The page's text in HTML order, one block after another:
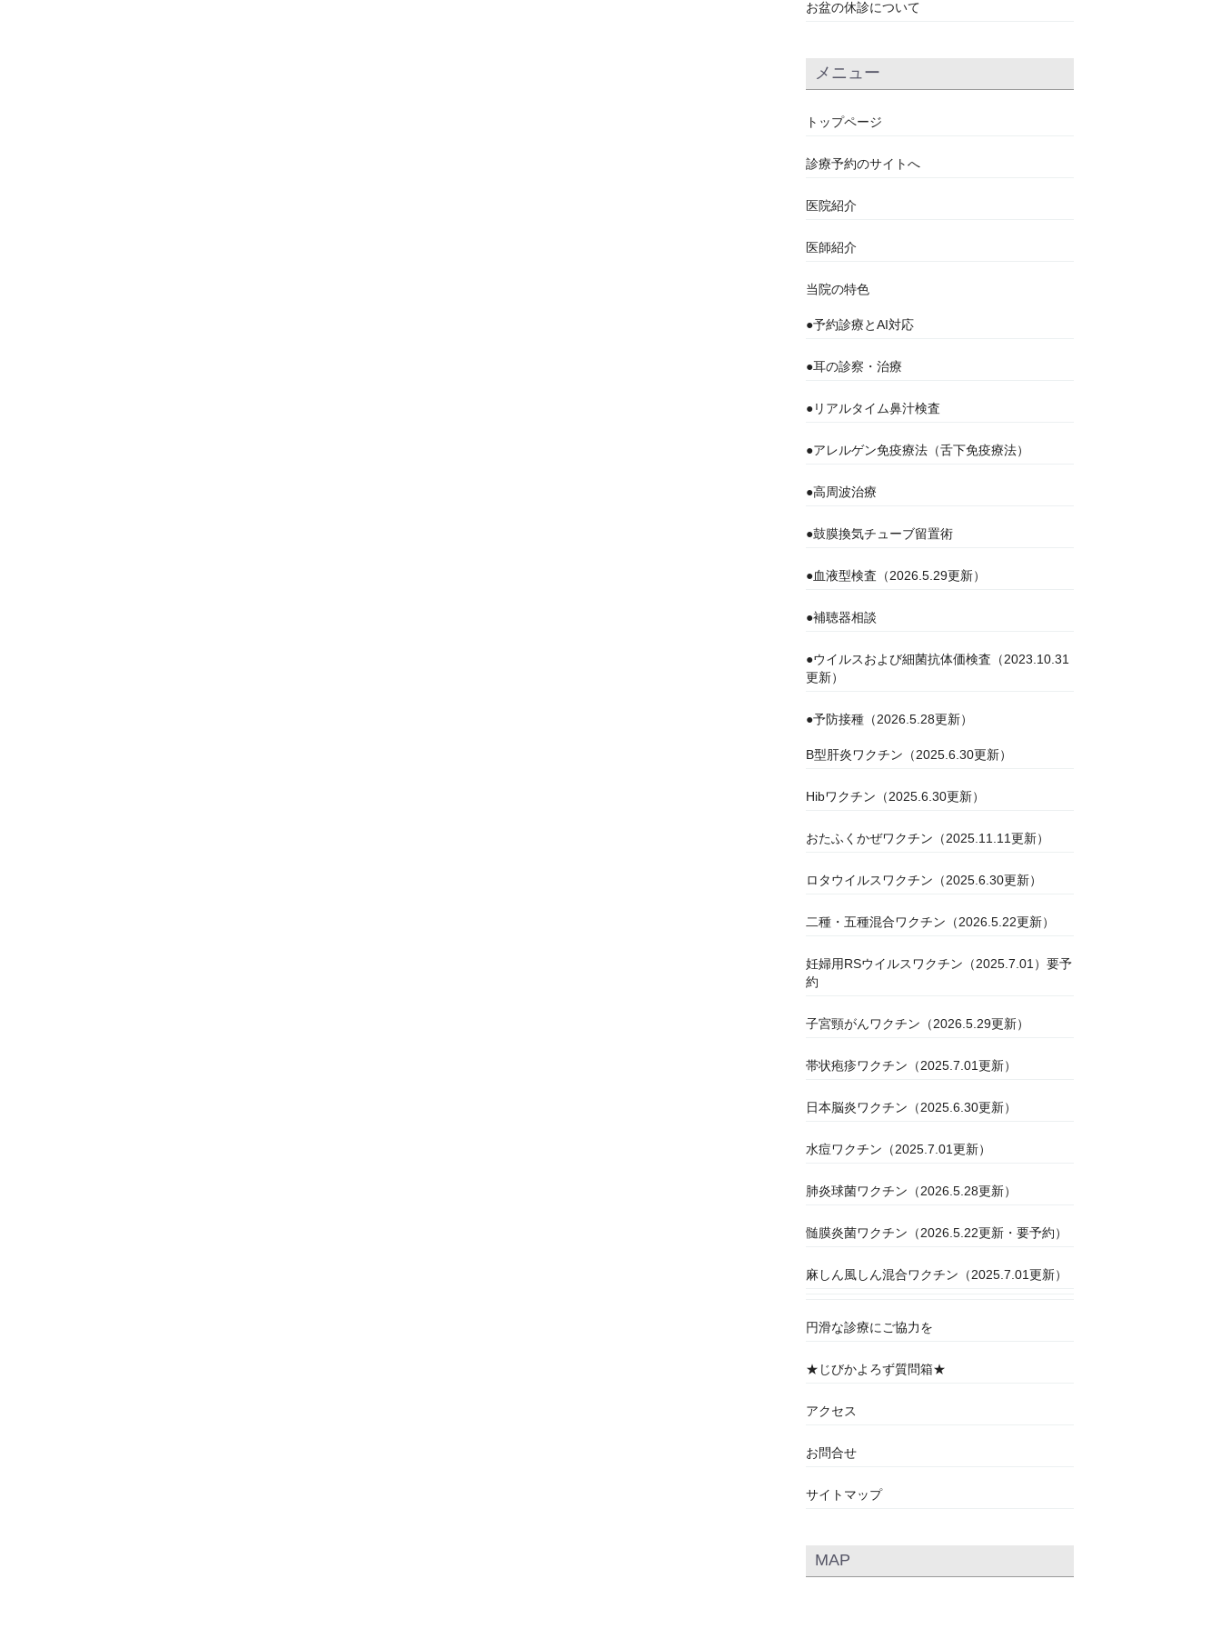
お盆の休診について
メニュー
トップページ
診療予約のサイトへ
医院紹介
医師紹介
当院の特色
●予約診療とAI対応
●耳の診察・治療
●リアルタイム鼻汁検査
●アレルゲン免疫療法（舌下免疫療法）
●高周波治療
●鼓膜換気チューブ留置術
●血液型検査（2026.5.29更新）
●補聴器相談
●ウイルスおよび細菌抗体価検査（2023.10.31
更新）
●予防接種（2026.5.28更新）
B型肝炎ワクチン（2025.6.30更新）
Hibワクチン（2025.6.30更新）
おたふくかぜワクチン（2025.11.11更新）
ロタウイルスワクチン（2025.6.30更新）
二種・五種混合ワクチン（2026.5.22更新）
妊婦用RSウイルスワクチン（2025.7.01）要予
約
子宮頸がんワクチン（2026.5.29更新）
帯状疱疹ワクチン（2025.7.01更新）
日本脳炎ワクチン（2025.6.30更新）
水痘ワクチン（2025.7.01更新）
肺炎球菌ワクチン（2026.5.28更新）
髄膜炎菌ワクチン（2026.5.22更新・要予約）
麻しん風しん混合ワクチン（2025.7.01更新）
円滑な診療にご協力を
★じびかよろず質問箱★
アクセス
お問合せ
サイトマップ
MAP